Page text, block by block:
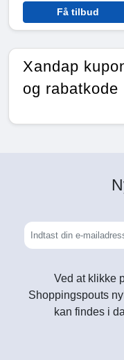
Få tilbud
Xandap
og rabatkode
Ved at klikke
Shoppingspouts
kan findes i